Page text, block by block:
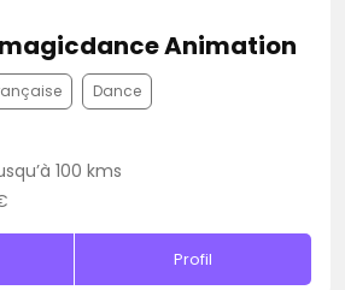
Animation
Dance
100 kms
Profil